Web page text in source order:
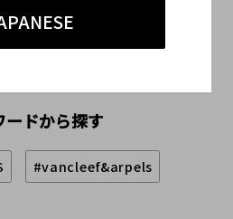
ードから探す
#vancleef&arpels